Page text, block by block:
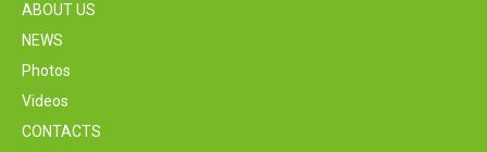
ABOUT US
NEWS
Photos
Videos
CONTACTS